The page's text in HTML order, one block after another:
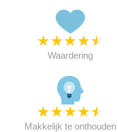
★★★★★
Waardering
★★★★★
Makkelijk te onthouden